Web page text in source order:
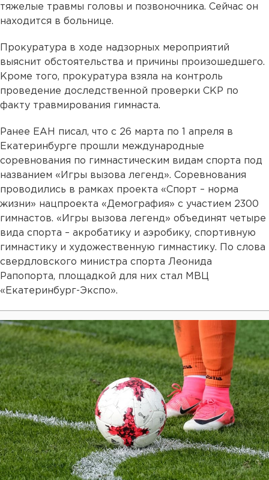
тяжелые травмы головы и позвоночника. Сейчас он
находится в больнице.
Прокуратура в ходе надзорных мероприятий
выяснит обстоятельства и причины произошедшего.
Кроме того, прокуратура взяла на контроль
проведение доследственной проверки СКР по
факту травмирования гимнаста.
Ранее ЕАН писал, что с 26 марта по 1 апреля в
Екатеринбурге прошли международные
соревнования по гимнастическим видам спорта под
названием «Игры вызова легенд». Соревнования
проводились в рамках проекта «Спорт – норма
жизни» нацпроекта «Демография» с участием 2300
гимнастов. «Игры вызова легенд» объединят четыре
вида спорта – акробатику и аэробику, спортивную
гимнастику и художественную гимнастику. По слова
свердловского министра спорта Леонида
Рапопорта, площадкой для них стал МВЦ
«Екатеринбург-Экспо».